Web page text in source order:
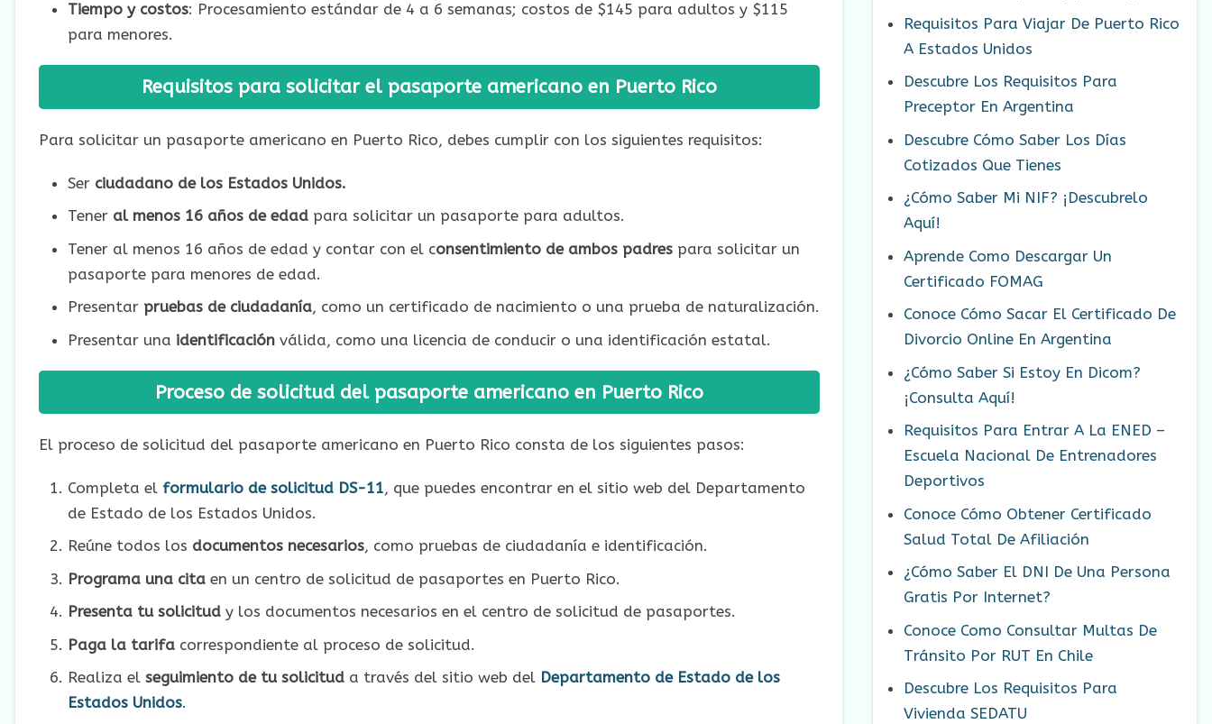
Tiempo y costos: Procesamiento estándar de 4 a 6 semanas; costos de $145 para adultos y $115
para menores.
Requisitos para solicitar el pasaporte americano en Puerto Rico
Para solicitar un pasaporte americano en Puerto Rico, debes cumplir con los siguientes requisitos:
Ser ciudadano de los Estados Unidos.
Tener al menos 16 años de edadpara solicitar un pasaporte para adultos.
Tener al menos 16 años de edad y contar con el consentimiento de ambos padrespara solicitar un
pasaporte para menores de edad.
Presentar pruebas de ciudadanía, como un certificado de nacimiento o una prueba de naturalización.
Presentar una identificaciónválida, como una licencia de conducir o una identificación estatal.
Proceso de solicitud del pasaporte americano en Puerto Rico
El proceso de solicitud del pasaporte americano en Puerto Rico consta de los siguientes pasos:
Completa el formulario de solicitud DS-11, que puedes encontrar en el sitio web del Departamento
de Estado de los Estados Unidos.
Reúne todos los documentos necesarios, como pruebas de ciudadanía e identificación.
Programa una citaen un centro de solicitud de pasaportes en Puerto Rico.
Presenta tu solicitudy los documentos necesarios en el centro de solicitud de pasaportes.
Paga la tarifacorrespondiente al proceso de solicitud.
Realiza el seguimiento de tu solicituda través del sitio web del Departamento de Estado de los
Estados Unidos.
Requisitos Para Viajar De Puerto Rico
A Estados Unidos
Descubre Los Requisitos Para
Preceptor En Argentina
Descubre Cómo Saber Los Días
Cotizados Que Tienes
¿Cómo Saber Mi NIF? ¡Descubrelo
Aquí!
Aprende Como Descargar Un
Certificado FOMAG
Conoce Cómo Sacar El Certificado De
Divorcio Online En Argentina
¿Cómo Saber Si Estoy En Dicom?
¡Consulta Aquí!
Requisitos Para Entrar A La ENED –
Escuela Nacional De Entrenadores
Deportivos
Conoce Cómo Obtener Certificado
Salud Total De Afiliación
¿Cómo Saber El DNI De Una Persona
Gratis Por Internet?
Conoce Como Consultar Multas De
Tránsito Por RUT En Chile
Descubre Los Requisitos Para
Vivienda SEDATU